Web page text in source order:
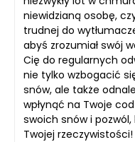
niewidzianą osobę,
trudnej do
abyś zrozumiał swój
Cię do regularnych
nie tylko wzbogacić
snów, ale także
wpłynąć na Twoje
swoich snów i pozwól,
Twojej rzeczywistości!